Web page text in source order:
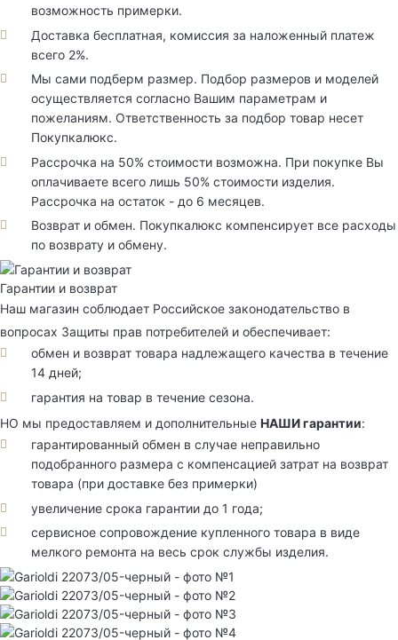
возможность примерки.
Доставка бесплатная, комиссия за наложенный платеж
всего 2%.
Мы сами подберм размер. Подбор размеров и моделей
осуществляется согласно Вашим параметрам и
пожеланиям. Ответственность за подбор товар несет
Покупкалюкс.
Рассрочка на 50% стоимости возможна. При покупке Вы
оплачиваете всего лишь 50% стоимости изделия.
Рассрочка на остаток - до 6 месяцев.
Возврат и обмен. Покупкалюкс компенсирует все расходы
по возврату и обмену.
Гарантии и возврат
Наш магазин соблюдает Российское законодательство в
вопросах Защиты прав потребителей и обеспечивает:
обмен и возврат товара надлежащего качества в течение
14 дней;
гарантия на товар в течение сезона.
НО мы предоставляем и дополнительные НАШИ гарантии:
гарантированный обмен в случае неправильно
подобранного размера с компенсацией затрат на возврат
товара (при доставке без примерки)
увеличение срока гарантии до 1 года;
сервисное сопровождение купленного товара в виде
мелкого ремонта на весь срок службы изделия.